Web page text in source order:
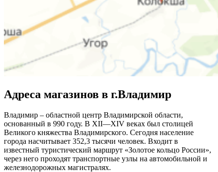
Адреса магазинов в г.Владимир
Владимир – областной центр Владимирской области,
основанный в 990 году. В XII—XIV веках был столицей
Великого княжества Владимирского. Сегодня население
города насчитывает 352,3 тысячи человек. Входит в
известный туристический маршрут «Золотое кольцо России»,
через него проходят транспортные узлы на автомобильной и
железнодорожных магистралях.